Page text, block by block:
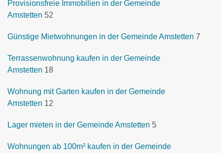
Provisionsfreie Immobilien in der Gemeinde
Amstetten 52
Günstige Mietwohnungen in der Gemeinde Amstetten 7
Terrassenwohnung kaufen in der Gemeinde
Amstetten 18
Wohnung mit Garten kaufen in der Gemeinde
Amstetten 12
Lager mieten in der Gemeinde Amstetten 5
Wohnungen ab 100m² kaufen in der Gemeinde